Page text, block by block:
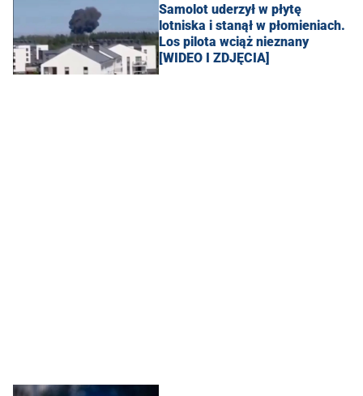
Samolot uderzył w płytę
lotniska i stanął w płomieniach.
Los pilota wciąż nieznany
[WIDEO I ZDJĘCIA]